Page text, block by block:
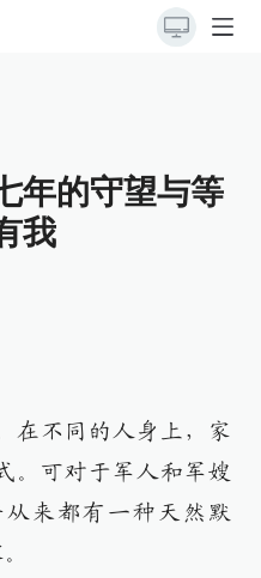
年的守望与等
我
在不同的人身上，家
。可对于军人和军嫂
来都有一种天然默